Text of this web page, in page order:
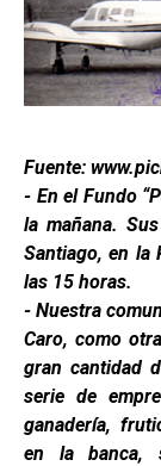
Fuente:
- En el Fundo
la mañana.
Santiago, en la
las 15 horas.
- Nuestra
Caro, como
gran cantidad
serie de
ganadería,
en la banca,